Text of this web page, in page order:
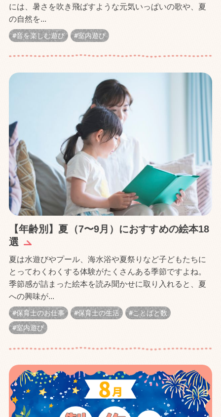
には、暑さを吹き飛ばすような元気いっぱいの歌や、夏
の自然を...
音を楽しむ遊び 室内遊び
【年齢別】夏（7〜9月）におすすめの絵本18
選
夏は水遊びやプール、海水浴や夏祭りなど子どもたちに
とってわくわくする体験がたくさんある季節ですよね。
季節感が詰まった絵本を読み聞かせに取り入れると、夏
への興味が...
保育士のお仕事 保育士の生活
ことばと数
室内遊び